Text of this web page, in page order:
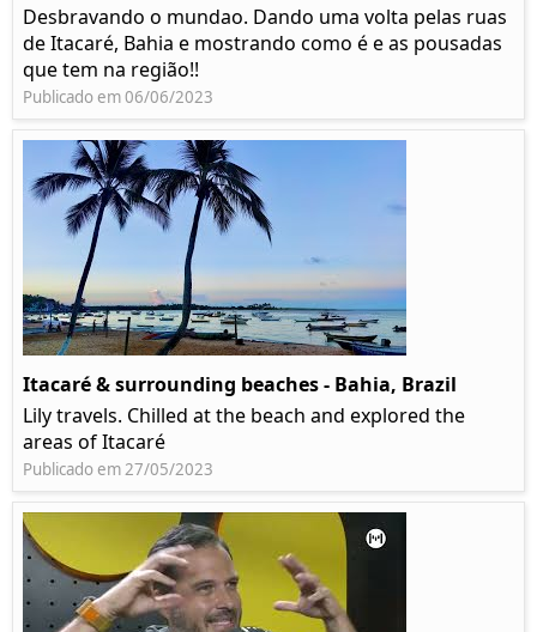
Desbravando o mundao. Dando uma volta pelas ruas
de Itacaré, Bahia e mostrando como é e as pousadas
que tem na região!!
Publicado em 06/06/2023
Itacaré & surrounding beaches - Bahia, Brazil
Lily travels. Chilled at the beach and explored the
areas of Itacaré
Publicado em 27/05/2023